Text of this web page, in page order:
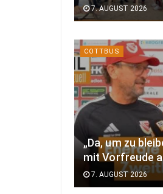
7. AUGUST 2026
COTTBUS
„Da, um zu
mit Vorfreude
7. AUGUST 2026